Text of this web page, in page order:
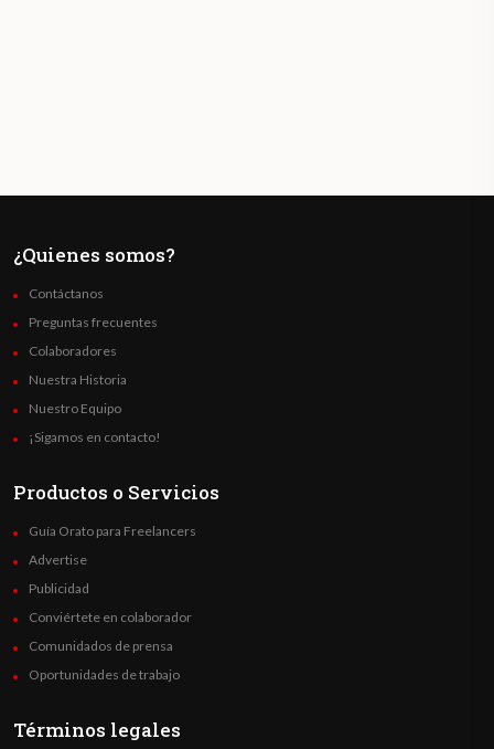
¿Quienes somos?
Contáctanos
Preguntas frecuentes
Colaboradores
Nuestra Historia
Nuestro Equipo
¡Sigamos en contacto!
Productos o Servicios
Guía Orato para Freelancers
Advertise
Publicidad
Conviértete en colaborador
Comunidados de prensa
Oportunidades de trabajo
Términos legales